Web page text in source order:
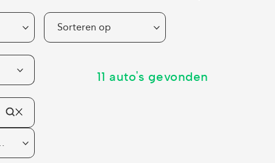
tot
Sorteren op
11 auto's gevonden